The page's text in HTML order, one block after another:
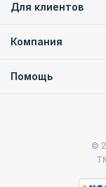
Для клиентов
Компания
Помощь
©